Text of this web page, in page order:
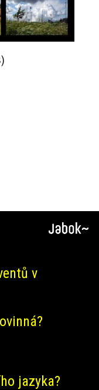
v
jazyka?